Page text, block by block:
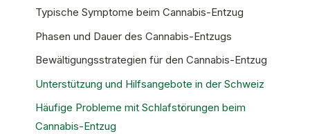
Typische Symptome beim Cannabis-Entzug
Phasen und Dauer des Cannabis-Entzugs
Bewältigungsstrategien für den Cannabis-Entzug
Unterstützung und Hilfsangebote in der Schweiz
Häufige Probleme mit Schlafstörungen beim
Cannabis-Entzug